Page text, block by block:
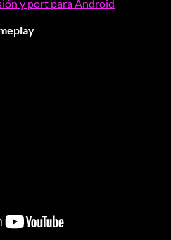
y port para Android